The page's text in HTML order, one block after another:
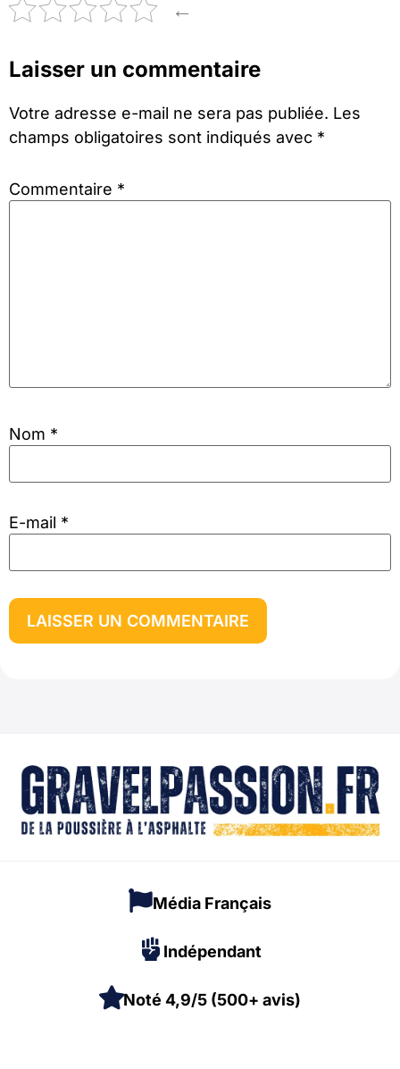
←
Laisser un commentaire
Votre adresse e-mail ne sera pas publiée. Les
champs obligatoires sont indiqués avec *
Commentaire *
Nom *
E-mail *
Média Français
Indépendant
Noté 4,9/5 (500+ avis)